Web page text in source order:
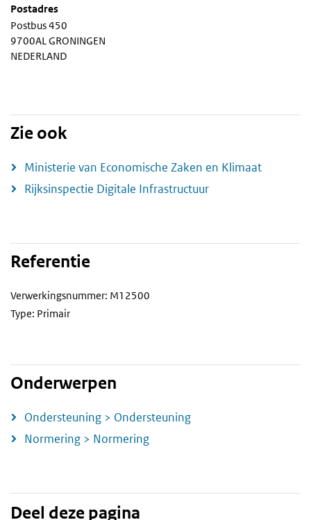
Postadres
Postbus 450
9700AL GRONINGEN
NEDERLAND
Zie ook
Ministerie van Economische Zaken en Klimaat
Rijksinspectie Digitale Infrastructuur
Referentie
Verwerkingsnummer: M12500
Type: Primair
Onderwerpen
Ondersteuning > Ondersteuning
Normering > Normering
Deel deze pagina